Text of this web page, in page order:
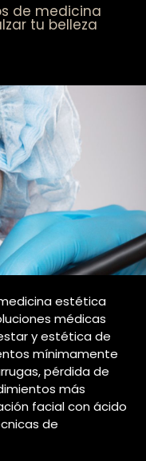
de medicina
tu belleza
estética
médicas
y estética de
mínimamente
pérdida de
más
facial con ácido
de